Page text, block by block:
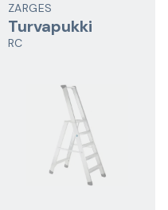
ZARGES
Turvapukki
RC